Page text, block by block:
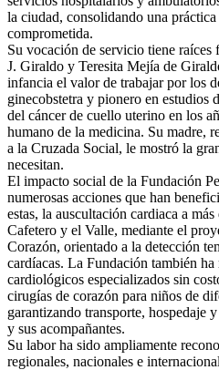
la ciudad, consolidando una
comprometida.
Su vocación de servicio tiene
J. Giraldo y Teresita Mejía de
infancia el valor de trabajar por los
ginecobstetra y pionero en estudios
del cáncer de cuello uterino en los
humano de la medicina. Su madre,
a la Cruzada Social, le mostró la
necesitan.
El impacto social de la Fundación
numerosas acciones que han
estas, la auscultación cardiaca a
Cafetero y el Valle, mediante el
Corazón, orientado a la detección
cardíacas. La Fundación también ha
cardiológicos especializados sin
cirugías de corazón para niños de
garantizando transporte, hospedaje
y sus acompañantes.
Su labor ha sido ampliamente
regionales, nacionales e